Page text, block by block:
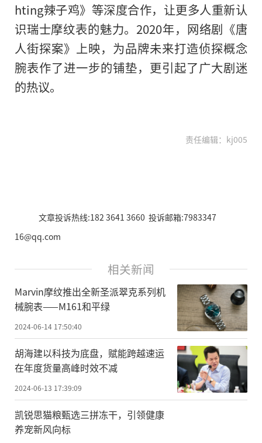
hting辣子鸡》等深度合作，让更多人重新认
识瑞士摩纹表的魅力。2020年，网络剧《唐
人街探案》上映，为品牌未来打造侦探概念
腕表作了进一步的铺垫，更引起了广大剧迷
的热议。
责任编辑：kj005
文章投诉热线:182 3641 3660 投诉邮箱:7983347
16@qq.com
相关新闻
Marvin摩纹推出全新圣派翠克系列机
械腕表——M161和平绿
2024-06-14 17:50:40
胡海建以科技为底盘，赋能跨越速运
在年度货量高峰时效不减
2024-06-13 17:39:09
凯锐思猫粮甄选三拼冻干，引领健康
养宠新风向标